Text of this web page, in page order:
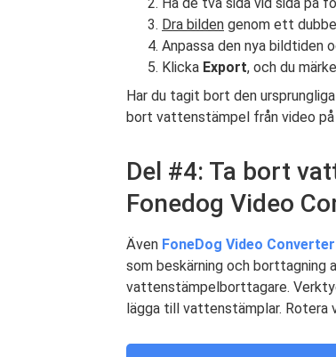
Dra bilden genom ett
Anpassa den nya bildtiden
Klicka Export, och du
Har du tagit bort den
bort vattenstämpel från video på
Del #4: Ta bort
Fonedog Video
Även FoneDog Video Converter
som beskärning och borttagning
vattenstämpelborttagare.
lägga till vattenstämplar. Rotera